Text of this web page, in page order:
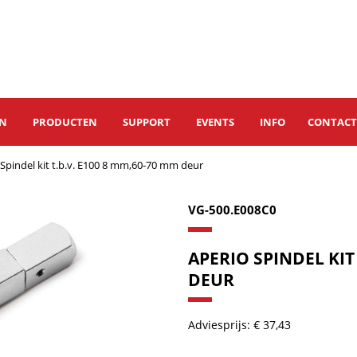
PRODUCTEN SUPPORT EVENTS INFO CONTACT
kit t.b.v. E100 8 mm,60-70 mm deur
VG-500.E008C0
APERIO SPINDEL
DEUR
Adviesprijs: € 37,43